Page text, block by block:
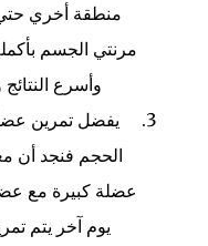
منطقة أخري
مرنتي الجسم
وأسرع
يفضل تمرين
الحجم فنجد أن
عضلة كبيرة مع
يوم آخر يتم